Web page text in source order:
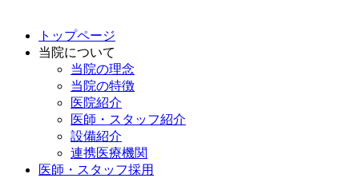
トップページ
当院について
当院の理念
当院の特徴
医院紹介
医師・スタッフ紹介
設備紹介
連携医療機関
医師・スタッフ採用